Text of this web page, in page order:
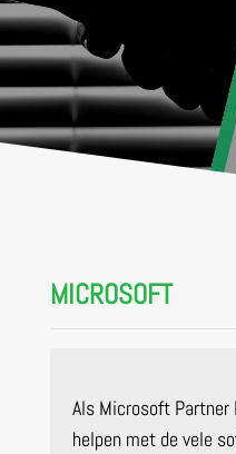
MICROSOFT
Als Microsoft Partner
helpen met de vele